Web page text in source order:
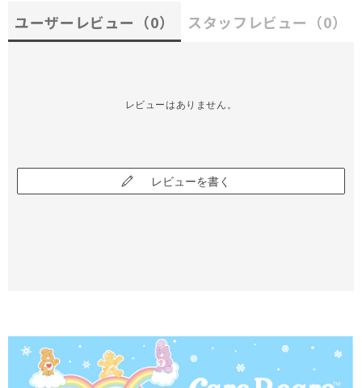
ユーザーレビュー （0） スタッフレビュー （0）
レビューはありません。
レビューを書く